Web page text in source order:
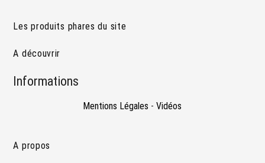
Les produits phares du site
A découvrir
Informations
Mentions Légales -Vidéos
A propos